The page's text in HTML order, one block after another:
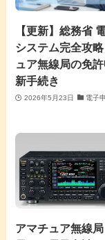
【更新】総務省
システム完全攻
ュア無線局の免
新手続き
2026年5月23日 電子
アマチュア無線